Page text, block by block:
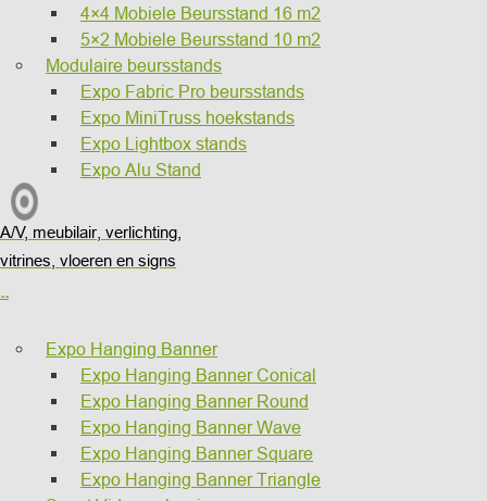
4×4 Mobiele Beursstand 16 m2
5×2 Mobiele Beursstand 10 m2
Modulaire beursstands
Expo Fabric Pro beursstands
Expo MiniTruss hoekstands
Expo Lightbox stands
Expo Alu Stand
A/V, meubilair, verlichting,
vitrines, vloeren en signs
..
Expo Hanging Banner
Expo Hanging Banner Conical
Expo Hanging Banner Round
Expo Hanging Banner Wave
Expo Hanging Banner Square
Expo Hanging Banner Triangle